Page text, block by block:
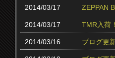
2014/03/17 ZEPPAN
2014/03/17 TMR入荷
2014/03/16 ブログ更